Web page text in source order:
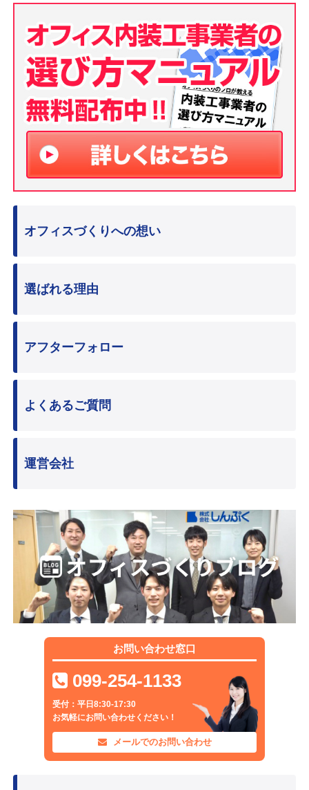
オフィスづくりへの想い
選ばれる理由
アフターフォロー
よくあるご質問
運営会社
お問い合わせ窓口
099-254-1133
受付：平日8:30-17:30
お気軽にお問い合わせください！
メールでのお問い合わせ